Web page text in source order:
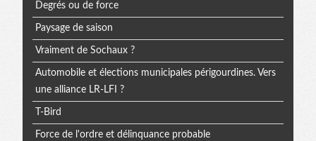
Degrés ou de force
Paysage de saison
Vraiment de Sochaux ?
Automobile et élections municipales périgourdines. Vers
une alliance LR-LFI ?
T-Bird
Force de l'ordre et délinquance probable